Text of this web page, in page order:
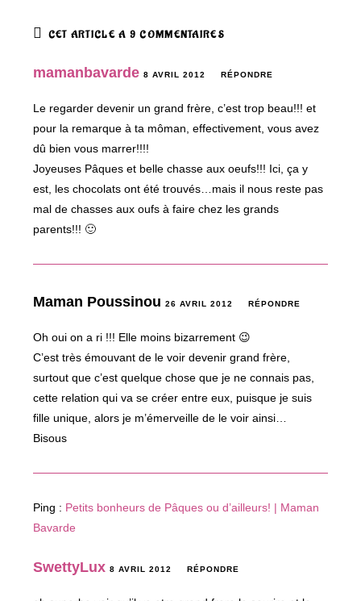
CET ARTICLE A 9 COMMENTAIRES
mamanbavarde 8 AVRIL 2012 RÉPONDRE
Le regarder devenir un grand frère, c’est trop beau!!! et
pour la remarque à ta môman, effectivement, vous avez
dû bien vous marrer!!!!
Joyeuses Pâques et belle chasse aux oeufs!!! Ici, ça y
est, les chocolats ont été trouvés…mais il nous reste pas
mal de chasses aux oufs à faire chez les grands
parents!!! 🙂
Maman Poussinou26 AVRIL 2012 RÉPONDRE
Oh oui on a ri !!! Elle moins bizarrement 😉
C’est très émouvant de le voir devenir grand frère,
surtout que c’est quelque chose que je ne connais pas,
cette relation qui va se créer entre eux, puisque je suis
fille unique, alors je m’émerveille de le voir ainsi…
Bisous
Ping : Petits bonheurs de Pâques ou d’ailleurs! | Maman
Bavarde
SwettyLux 8 AVRIL 2012 RÉPONDRE